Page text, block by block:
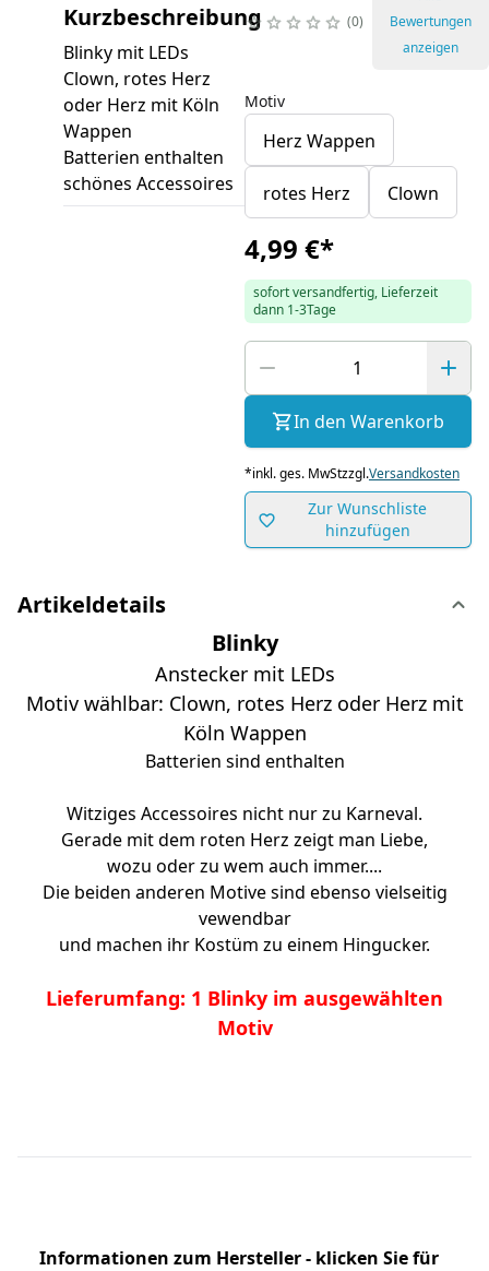
Kurzbeschreibung
Blinky mit LEDs
Clown, rotes Herz
oder Herz mit Köln
Wappen
Batterien enthalten
schönes Accessoires
0
Bewertungen
anzeigen
Motiv
Herz Wappen
rotes Herz Clown
4,99 €*
sofort versandfertig, Lieferzeit
dann 1-3Tage
In den Warenkorb
*inkl. ges. MwStzzgl.Versandkosten
Zur Wunschliste
hinzufügen
Artikeldetails
Blinky
Anstecker mit LEDs
Motiv wählbar: Clown, rotes Herz oder Herz mit
Köln Wappen
Batterien sind enthalten
Witziges Accessoires nicht nur zu Karneval.
Gerade mit dem roten Herz zeigt man Liebe,
wozu oder zu wem auch immer....
Die beiden anderen Motive sind ebenso vielseitig
vewendbar
und machen ihr Kostüm zu einem Hingucker.
Lieferumfang: 1 Blinky im ausgewählten
Motiv
Informationen zum Hersteller - klicken Sie für